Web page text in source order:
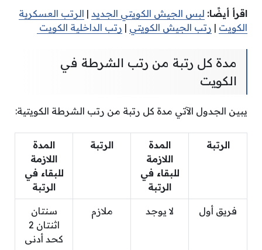
اقرأ أيضًا: لبس الجيش الكويتي الجديد | الرتب العسكرية
الكويت | رتب الجيش الكويتي | رتب الداخلية الكويت
مدة كل رتبة من رتب الشرطة في
الكويت
يبين الجدول الآتي مدة كل رتبة من رتب الشرطة الكويتية:
الرتبة
المدة
اللازمة
للبقاء في
الرتبة
الرتبة
المدة
اللازمة
للبقاء في
الرتبة
فريق أول لا يوجد ملازم
سنتان
اثنتان 2
كحد أدنى